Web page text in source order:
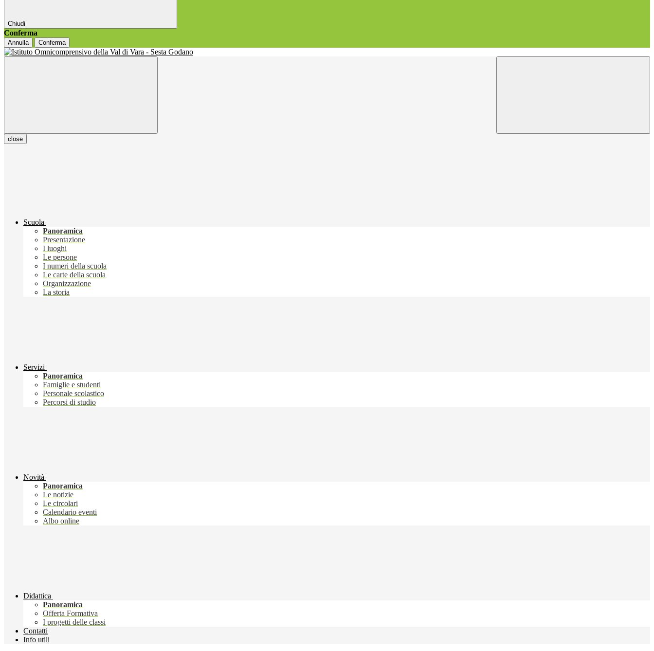
Chiudi
Conferma
Annulla Conferma
close
Scuola
Panoramica
Presentazione
I luoghi
Le persone
I numeri della scuola
Le carte della scuola
Organizzazione
La storia
Servizi
Panoramica
Famiglie e studenti
Personale scolastico
Percorsi di studio
Novità
Panoramica
Le notizie
Le circolari
Calendario eventi
Albo online
Didattica
Panoramica
Offerta Formativa
I progetti delle classi
Contatti
Info utili